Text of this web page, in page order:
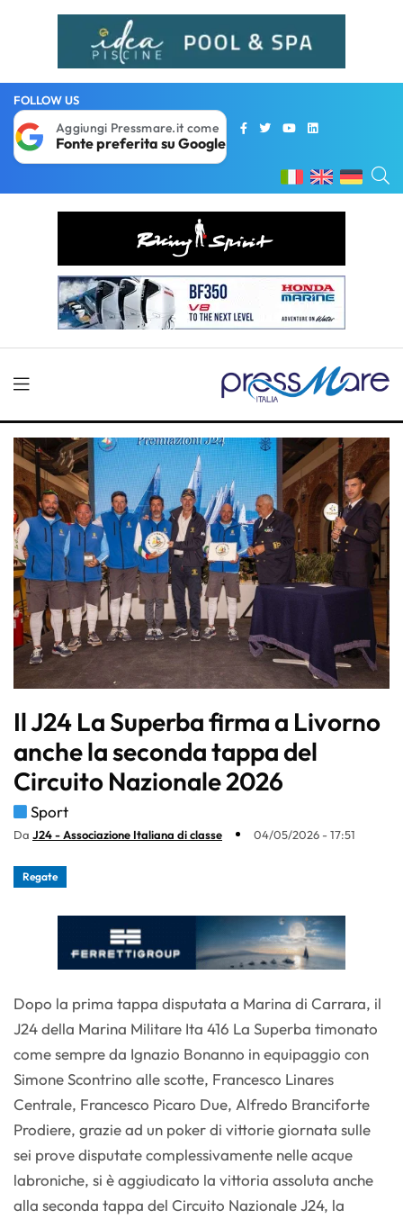
FOLLOW US
Aggiungi Pressmare.it come
Fonte preferita su Google
Il J24 La Superba firma a Livorno
anche la seconda tappa del
Circuito Nazionale 2026
Sport
Da J24 - Associazione Italiana di classe 04/05/2026 - 17:51
Regate
Dopo la prima tappa disputata a Marina di Carrara, il
J24 della Marina Militare Ita 416 La Superba timonato
come sempre da Ignazio Bonanno in equipaggio con
Simone Scontrino alle scotte, Francesco Linares
Centrale, Francesco Picaro Due, Alfredo Branciforte
Prodiere, grazie ad un poker di vittorie giornata sulle
sei prove disputate complessivamente nelle acque
labroniche, si è aggiudicato la vittoria assoluta anche
alla seconda tappa del Circuito Nazionale J24, la